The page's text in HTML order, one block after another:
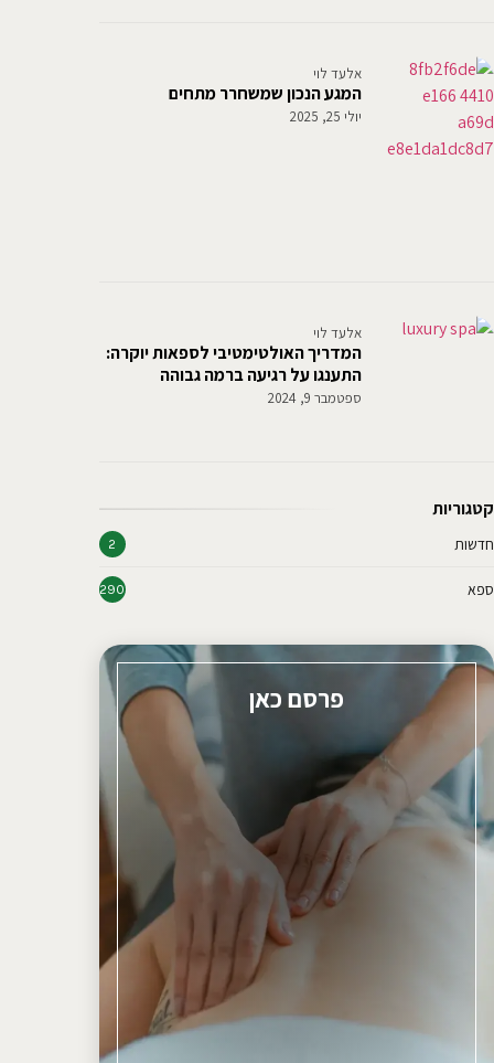
המגע הנכון שמשחרר מתחים
אלעד לוי
יולי 25, 2025
המדריך האולטימטיבי לספאות יוקרה:
התענגו על רגיעה ברמה גבוהה
אלעד לוי
ספטמבר 9, 2024
קטגוריות
חדשות 2
ספא 290
פרסם כאן